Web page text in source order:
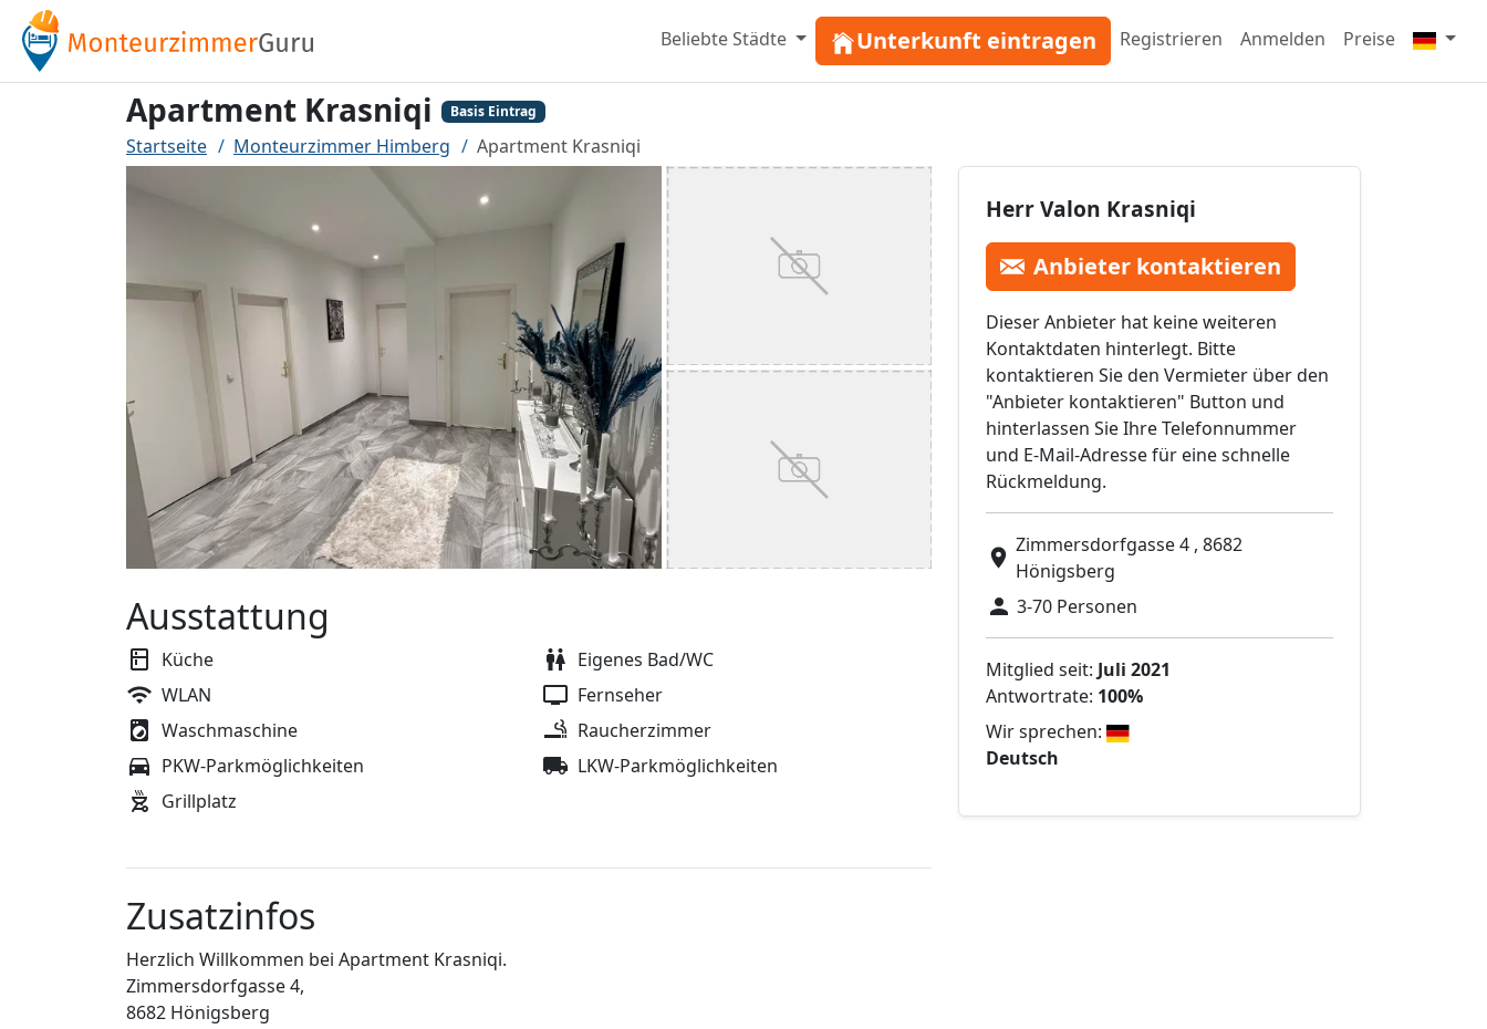
Beliebte Städte Unterkunft eintragen Registrieren Anmelden Preise
Apartment Krasniqi Basis Eintrag
Startseite Monteurzimmer Himberg Apartment Krasniqi
Herr Valon Krasniqi
Anbieter kontaktieren
Dieser Anbieter hat keine weiteren
Kontaktdaten hinterlegt. Bitte
kontaktieren Sie den Vermieter über den
"Anbieter kontaktieren" Button und
hinterlassen Sie Ihre Telefonnummer
und E-Mail-Adresse für eine schnelle
Rückmeldung.
Zimmersdorfgasse 4 , 8682
Hönigsberg
3-70 Personen
Mitglied seit: Juli 2021
Antwortrate: 100%
Wir sprechen:
Deutsch
Ausstattung
Küche
Eigenes Bad/WC
WLAN
Fernseher
Waschmaschine
Raucherzimmer
PKW-Parkmöglichkeiten
LKW-Parkmöglichkeiten
Grillplatz
Zusatzinfos
Herzlich Willkommen bei Apartment Krasniqi.
Zimmersdorfgasse 4,
8682 Hönigsberg